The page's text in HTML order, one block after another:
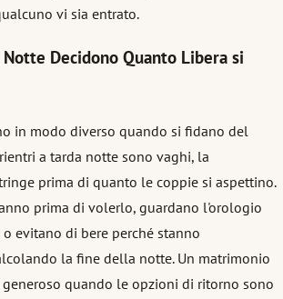
vi sia entrato.
Decidono Quanto Libera si
in modo diverso quando si fidano del
a tarda notte sono vaghi, la
prima di quanto le coppie si aspettino.
prima di volerlo, guardano l'orologio
evitano di bere perché stanno
la fine della notte. Un matrimonio
generoso quando le opzioni di ritorno sono